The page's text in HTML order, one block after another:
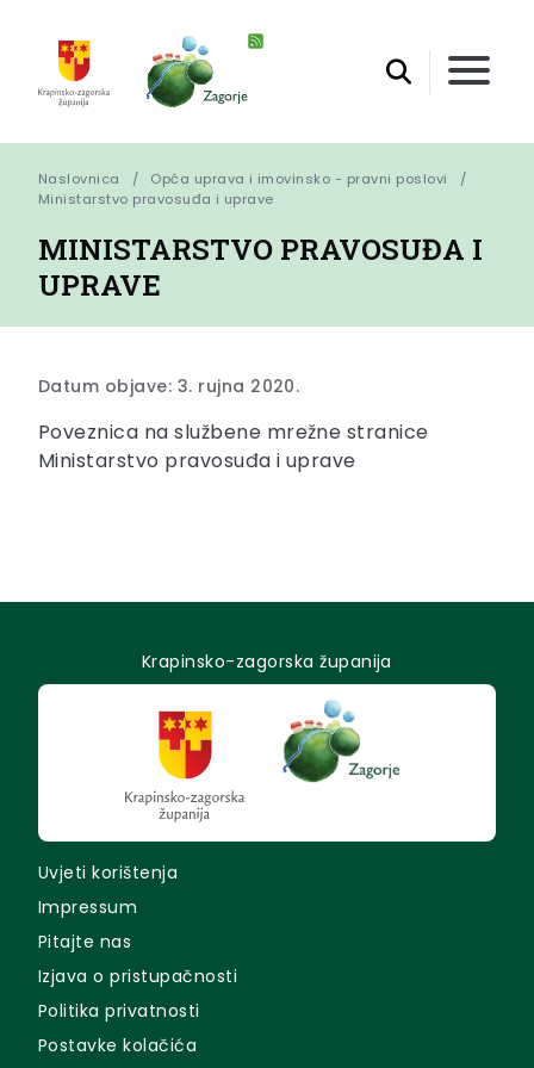
Naslovnica
Opća uprava i imovinsko - pravni poslovi
Ministarstvo pravosuđa i uprave
MINISTARSTVO PRAVOSUĐA I
UPRAVE
Datum objave: 3. rujna 2020.
Poveznica na službene mrežne stranice
Ministarstvo pravosuđa i uprave
Krapinsko-zagorska županija
Uvjeti korištenja
Impressum
Pitajte nas
Izjava o pristupačnosti
Politika privatnosti
Postavke kolačića